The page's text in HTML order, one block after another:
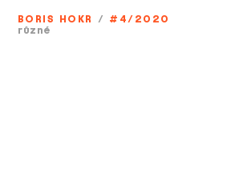
BORIS HOKR / #4/2020
různé